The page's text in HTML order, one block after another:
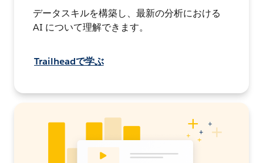
データスキルを構築し、最新の分析における
AI について理解できます。
Trailheadで学ぶ